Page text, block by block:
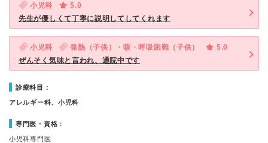
小児科
5.0
先生が優しくて丁寧に説明してしてくれます
小児科 発熱（子供）・咳・呼吸困難（子供）
5.0
ぜんそく気味と言われ、通院中です
診療科目：
アレルギー科、小児科
専門医・資格：
小児科専門医